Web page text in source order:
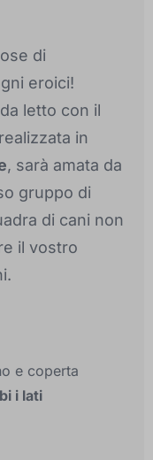
di
eroici!
letto con il
in
, sarà amata da
gruppo di
di cani non
il vostro
e coperta
i lati